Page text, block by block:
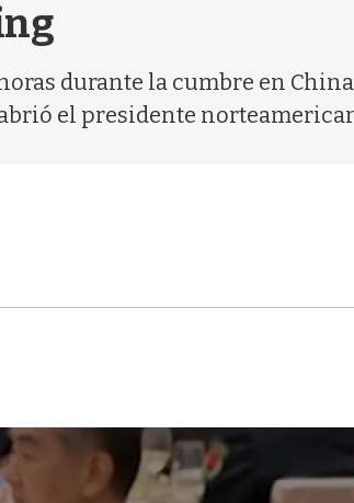
durante la cumbre en
el presidente